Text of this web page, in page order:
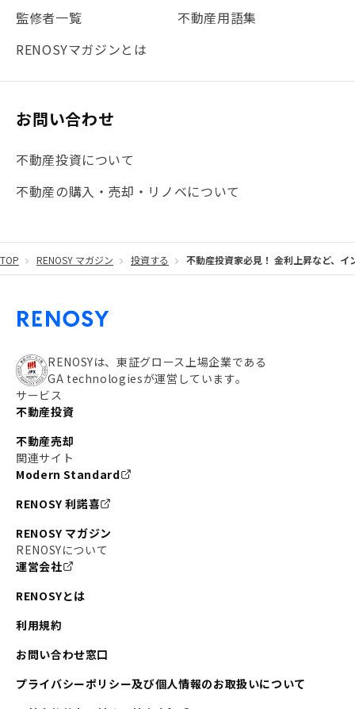
#法人化
#クラウドファンディング #JR京浜東北線
#まとめ #融資 #目黒
#JR湘南新宿ライン
#20代 #都営浅草線
#東急東横線
#都営大江戸線
#都営三田線 #不労所得
#私の資産ポートフォリオ
#わたしのリノベーションストーリー #JR横須賀線
#東京メトロ副都心線
#東京メトロ銀座線
#東京メトロ半蔵門線
#日暮里・舎人ライナー
#大田区
#中央区
#川崎
#東急池上線 #JR南武線
監修者一覧
不動産用語集
RENOSYマガジンとは
お問い合わせ
不動産投資について
不動産の購入・売却・リノベについて
TOP RENOSY マガジン 投資する 不動産投資家必見！ 金利上昇など、イ
RENOSYは、東証グロース上場企業である
GA technologiesが運営しています。
サービス
不動産投資
不動産売却
関連サイト
Modern Standard
RENOSY 利諾喜
RENOSY マガジン
RENOSYについて
運営会社
RENOSYとは
利用規約
お問い合わせ窓口
プライバシーポリシー及び個人情報のお取扱いについて